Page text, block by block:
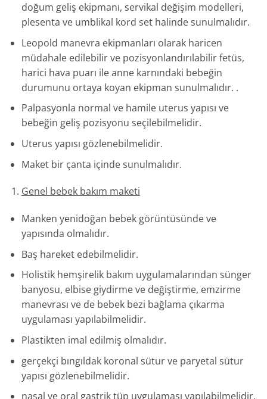
doğum geliş ekipmanı, servikal değişim modelleri,
plesenta ve umblikal kord set halinde sunulmalıdır.
Leopold manevra ekipmanları olarak haricen
müdahale edilebilir ve pozisyonlandırılabilir fetüs,
harici hava puarı ile anne karnındaki bebeğin
durumunu ortaya koyan ekipman sunulmalıdır. .
Palpasyonla normal ve hamile uterus yapısı ve
bebeğin geliş pozisyonu seçilebilmelidir.
Uterus yapısı gözlenebilmelidir.
Maket bir çanta içinde sunulmalıdır.
Genel bebek bakım maketi
Manken yenidoğan bebek görüntüsünde ve
yapısında olmalıdır.
Baş hareket edebilmelidir.
Holistik hemşirelik bakım uygulamalarından sünger
banyosu, elbise giydirme ve değiştirme, emzirme
manevrası ve de bebek bezi bağlama çıkarma
uygulaması yapılabilmelidir.
Plastikten imal edilmiş olmalıdır.
gerçekçi bıngıldak koronal sütur ve paryetal sütur
yapısı gözlenebilmelidir.
nasal ve oral gastrik tüp uygulaması yapılabilmelidir.